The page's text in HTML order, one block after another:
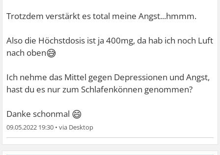
Trotzdem verstärkt es total meine Angst...hmmm.
Also die Höchstdosis ist ja 400mg, da hab ich noch Luft
nach oben😅
Ich nehme das Mittel gegen Depressionen und Angst,
hast du es nur zum Schlafenkönnen genommen?
Danke schonmal 😄
09.05.2022 19:30 •